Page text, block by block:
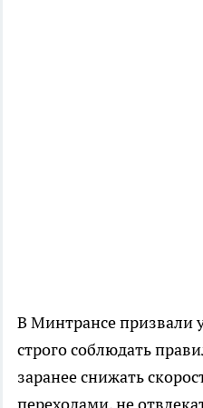
В Минтрансе призвали
строго соблюдать
заранее снижать
переходами, не